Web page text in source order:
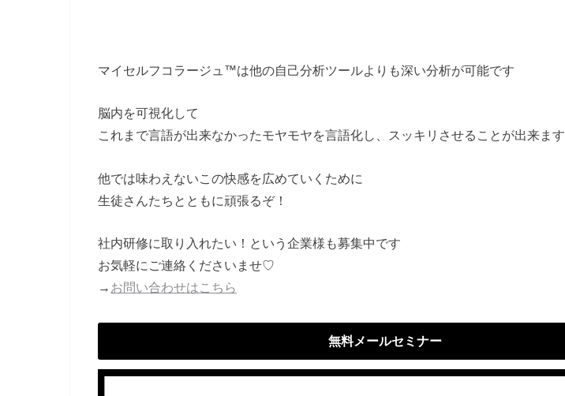
マイセルフコラージュ™は他の自己分析ツールよりも深い分析が可能です
脳内を可視化して
これまで言語が出来なかったモヤモヤを言語化し、スッキリさせることが出来ます
他では味わえないこの快感を広めていくために
生徒さんたちとともに頑張るぞ！
社内研修に取り入れたい！という企業様も募集中です
お気軽にご連絡くださいませ♡
→ お問い合わせはこちら
無料メールセミナー